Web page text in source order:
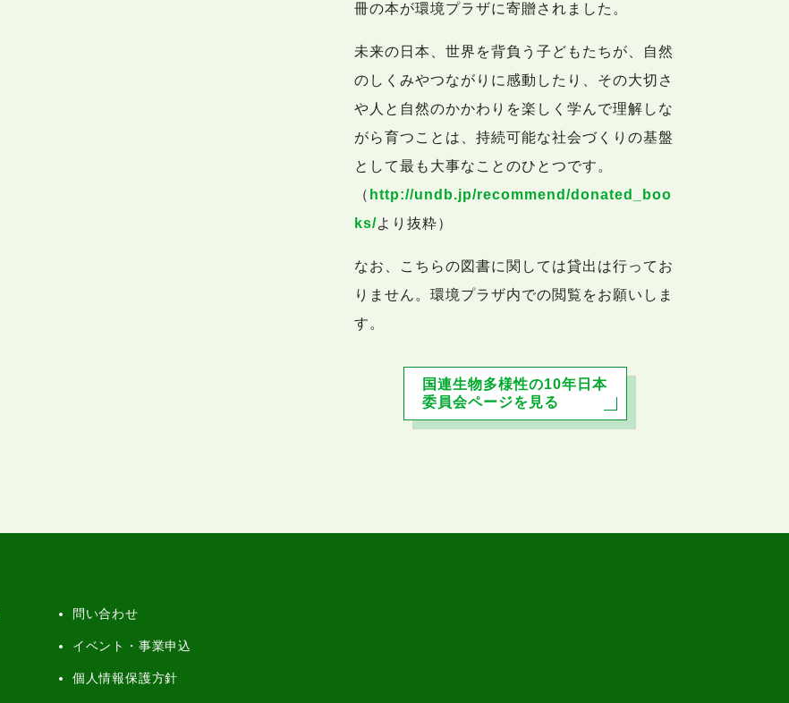
冊の本が環境プラザに寄贈されました。
未来の日本、世界を背負う子どもたちが、自然
のしくみやつながりに感動したり、その大切さ
や人と自然のかかわりを楽しく学んで理解しな
がら育つことは、持続可能な社会づくりの基盤
として最も大事なことのひとつです。
（ http://undb.jp/recommend/donated_boo
ks/より抜粋）
なお、こちらの図書に関しては貸出は行ってお
りません。環境プラザ内での閲覧をお願いしま
す。
国連生物多様性の10年日本
委員会ページを見る
問い合わせ
イベント・事業申込
個人情報保護方針